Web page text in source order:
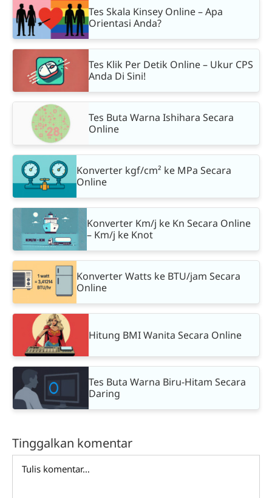
Tes Skala Kinsey Online – Apa
Orientasi Anda?
Tes Klik Per Detik Online – Ukur CPS
Anda Di Sini!
Tes Buta Warna Ishihara Secara
Online
Konverter kgf/cm² ke MPa Secara
Online
Konverter Km/j ke Kn Secara Online
– Km/j ke Knot
Konverter Watts ke BTU/jam Secara
Online
Hitung BMI Wanita Secara Online
Tes Buta Warna Biru-Hitam Secara
Daring
Tinggalkan komentar